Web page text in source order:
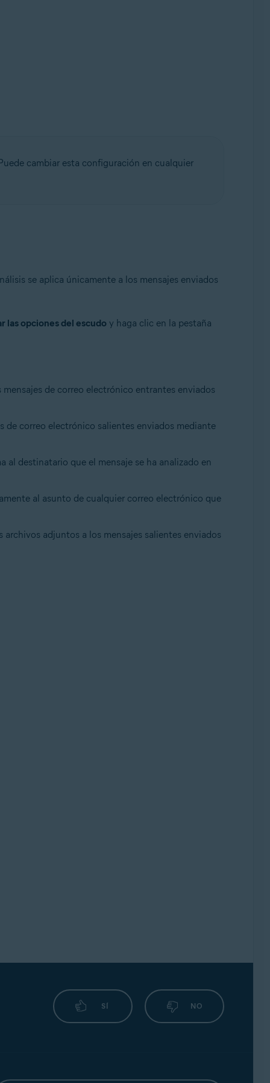
cambiar esta configuración en cualquier
se aplica únicamente a los mensajes enviados
las opciones del escudo y haga clic en la pestaña
de correo electrónico entrantes enviados
de correo electrónico salientes enviados mediante
destinatario que el mensaje se ha analizado en
al asunto de cualquier correo electrónico que
adjuntos a los mensajes salientes enviados
SÍ NO